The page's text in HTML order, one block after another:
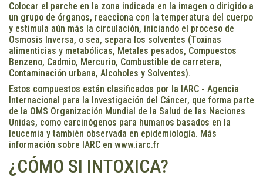
Colocar el parche en la zona indicada en la imagen o dirigido a
un grupo de órganos, reacciona con la temperatura del cuerpo
y estimula aún más la circulación, iniciando el proceso de
Osmosis Inversa, o sea, separa los solventes (Toxinas
alimenticias y metabólicas, Metales pesados, Compuestos
Benzeno, Cadmio, Mercurio, Combustible de carretera,
Contaminación urbana, Alcoholes y Solventes).
Estos compuestos están clasificados por la IARC - Agencia
Internacional para la Investigación del Cáncer, que forma parte
de la OMS Organización Mundial de la Salud de las Naciones
Unidas, como carcinógenos para humanos basados en la
leucemia y también observada en epidemiología. Más
información sobre IARC en www.iarc.fr
¿CÓMO SI INTOXICA?